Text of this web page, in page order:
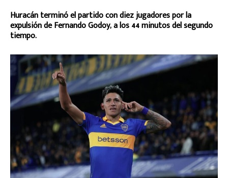
Huracán terminó el partido con diez jugadores por la
expulsión de Fernando Godoy, a los 44 minutos del segundo
tiempo.